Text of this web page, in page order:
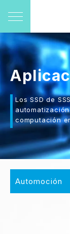
Los SSD de
computación
diversas
Automoción